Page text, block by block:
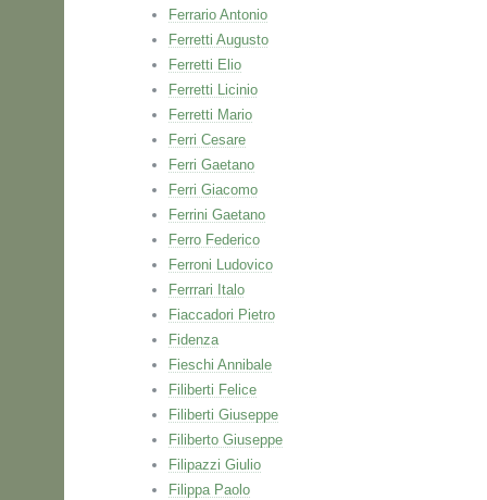
Ferrario Antonio
Ferretti Augusto
Ferretti Elio
Ferretti Licinio
Ferretti Mario
Ferri Cesare
Ferri Gaetano
Ferri Giacomo
Ferrini Gaetano
Ferro Federico
Ferroni Ludovico
Ferrrari Italo
Fiaccadori Pietro
Fidenza
Fieschi Annibale
Filiberti Felice
Filiberti Giuseppe
Filiberto Giuseppe
Filipazzi Giulio
Filippa Paolo